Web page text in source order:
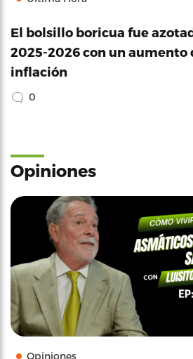
El bolsillo boricua fue
2025-2026 con un aumento
inflación
0
Opiniones
Opiniones